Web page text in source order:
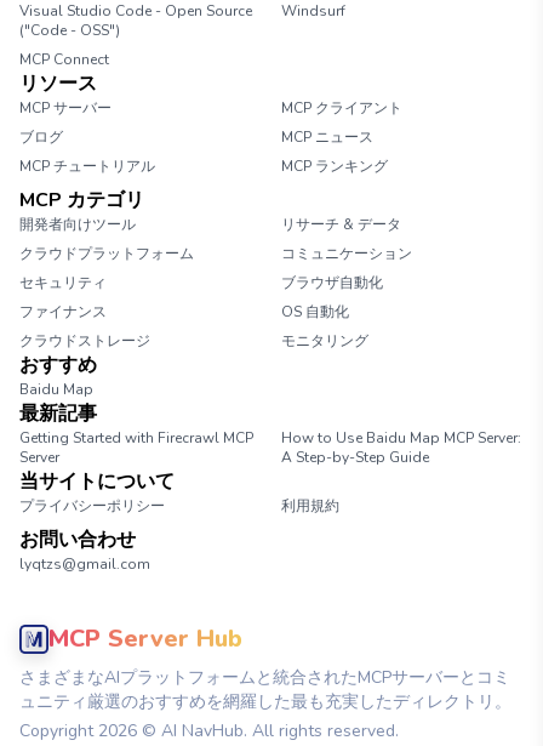
Visual Studio Code - Open Source
("Code - OSS")
Windsurf
MCP Connect
リソース
MCP サーバー
MCP クライアント
ブログ
MCP ニュース
MCP チュートリアル
MCP ランキング
MCP カテゴリ
開発者向けツール
リサーチ & データ
クラウドプラットフォーム
コミュニケーション
セキュリティ
ブラウザ自動化
ファイナンス
OS 自動化
クラウドストレージ
モニタリング
おすすめ
Baidu Map
最新記事
Getting Started with Firecrawl MCP
Server
How to Use Baidu Map MCP Server:
A Step-by-Step Guide
当サイトについて
プライバシーポリシー 利用規約
お問い合わせ
lyqtzs@gmail.com
MCP Server Hub
さまざまなAIプラットフォームと統合されたMCPサーバーとコミ
ュニティ厳選のおすすめを網羅した最も充実したディレクトリ。
Copyright 2026 © AI NavHub. All rights reserved.